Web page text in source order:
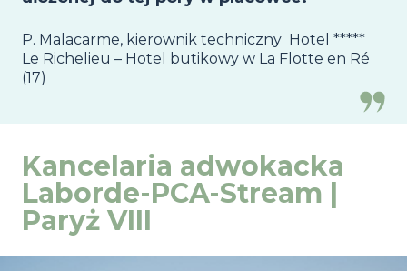
P. Malacarme, kierownik techniczny Hotel *****
Le Richelieu – Hotel butikowy w La Flotte en Ré
(17)
Kancelaria adwokacka
Laborde-PCA-Stream |
Paryż VIII